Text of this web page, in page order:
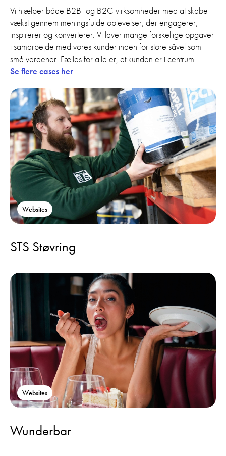
Vi hjælper både B2B- og B2C-virksomheder med at skabe
vækst gennem meningsfulde oplevelser, der engagerer,
inspirerer og konverterer. Vi laver mange forskellige opgaver
i samarbejde med vores kunder inden for store såvel som
små verdener. Fælles for alle er, at kunden er i centrum.
Se flere cases her.
Websites
STS Støvring
Websites
Wunderbar